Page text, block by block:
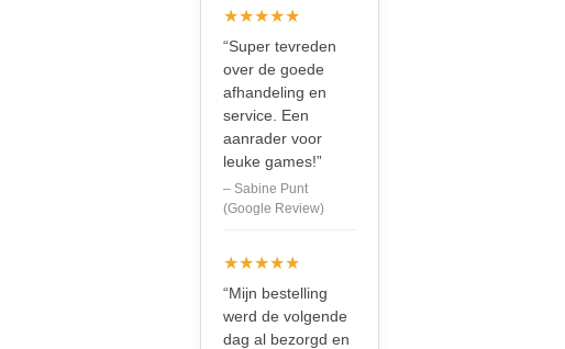
★★★★★
“Super tevreden
over de goede
afhandeling en
service. Een
aanrader voor
leuke games!”
– Sabine Punt
(Google Review)
★★★★★
“Mijn bestelling
werd de volgende
dag al bezorgd en